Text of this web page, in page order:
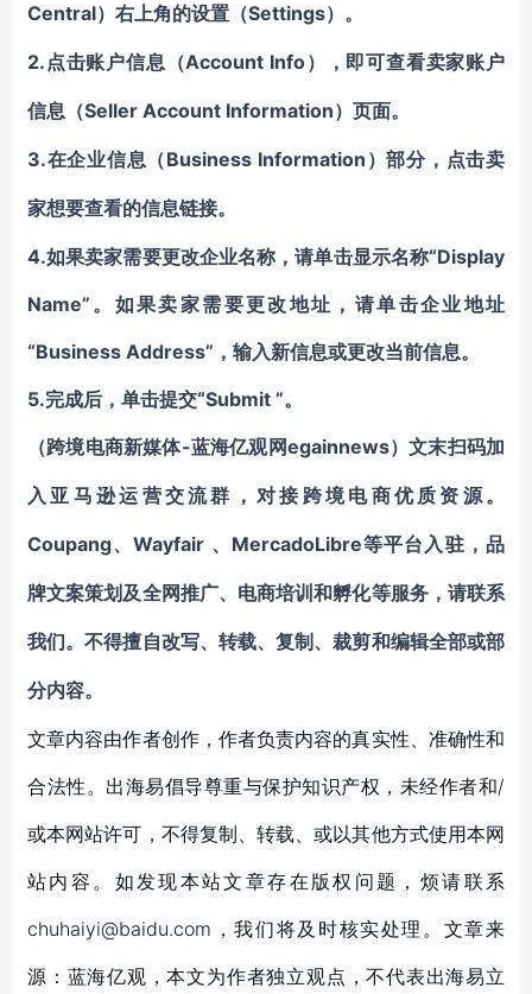
Central）右上角的设置（Settings）。
2.点击账户信息（Account Info），即可查看卖家账户
信息（Seller Account Information）页面。
3.在企业信息（Business Information ）部分，点击卖
家想要查看的信息链接。
4.如果卖家需要更改企业名称，请单击显示名称“Display
Name”。如果卖家需要更改地址，请单击企业地址
“Business Address”，输入新信息或更改当前信息。
5.完成后，单击提交“Submit ”。
（跨境电商新媒体-蓝海亿观网egainnews）文末扫码加
入 亚马逊运营交流群 ，对接跨境电商优质资源。
Coupang、Wayfair 、 MercadoLibre等平台入驻 ，品
牌文案策划及全网推广、电商培训和孵化等服务，请联系
我们。不得擅自改写、转载、复制、裁剪和编辑全部或部
分内容。
文章内容由作者创作，作者负责内容的真实性、准确性和
合法性。出海易倡导尊重与保护知识产权，未经作者和/
或本网站许可，不得复制、转载、或以其他方式使用本网
站内容。如发现本站文章存在版权问题，烦请联系
chuhaiyi@baidu.com，我们将及时核实处理。文章来
源：蓝海亿观，本文为作者独立观点，不代表出海易立